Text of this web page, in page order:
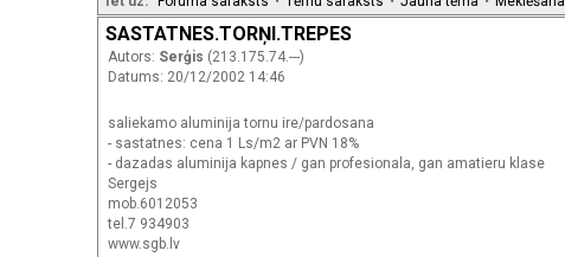
SASTATNES.TORŅI.TREPES
Autors: Serģis (213.175.74.---)
Datums: 20/12/2002 14:46
saliekamo aluminija tornu ire/pardosana
- sastatnes: cena 1 Ls/m2 ar PVN 18%
- dazadas aluminija kapnes / gan profesionala, gan amatieru klase
Sergejs
mob.6012053
tel.7 934903
www.sgb.lv